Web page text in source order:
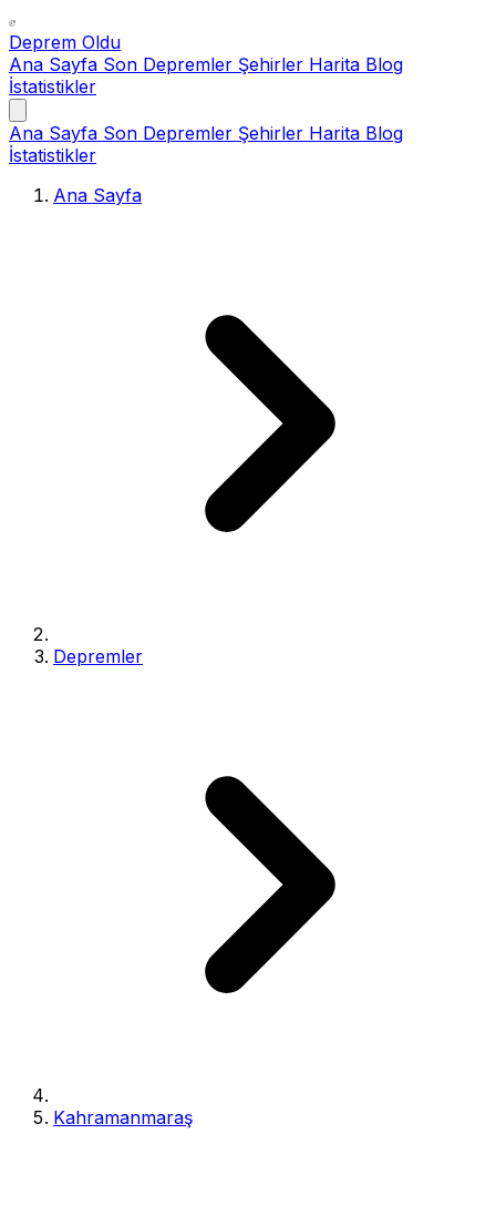
Deprem Oldu
Ana Sayfa Son Depremler Şehirler Harita Blog
İstatistikler
Ana Sayfa Son Depremler Şehirler Harita Blog
İstatistikler
Ana Sayfa
Depremler
Kahramanmaraş